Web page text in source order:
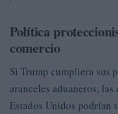
Política
comercio
Si Trump cumpliera sus
aranceles aduaneros,
Estados Unidos podrían